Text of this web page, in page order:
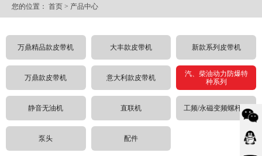
您的位置： 首页 > 产品中心
万鼎精品款皮带机 大丰款皮带机 新款系列皮带机
万鼎款皮带机 意大利款皮带机
汽、柴油动力防爆特
种系列
静音无油机 直联机 工频/永磁变频螺杆机
泵头 配件